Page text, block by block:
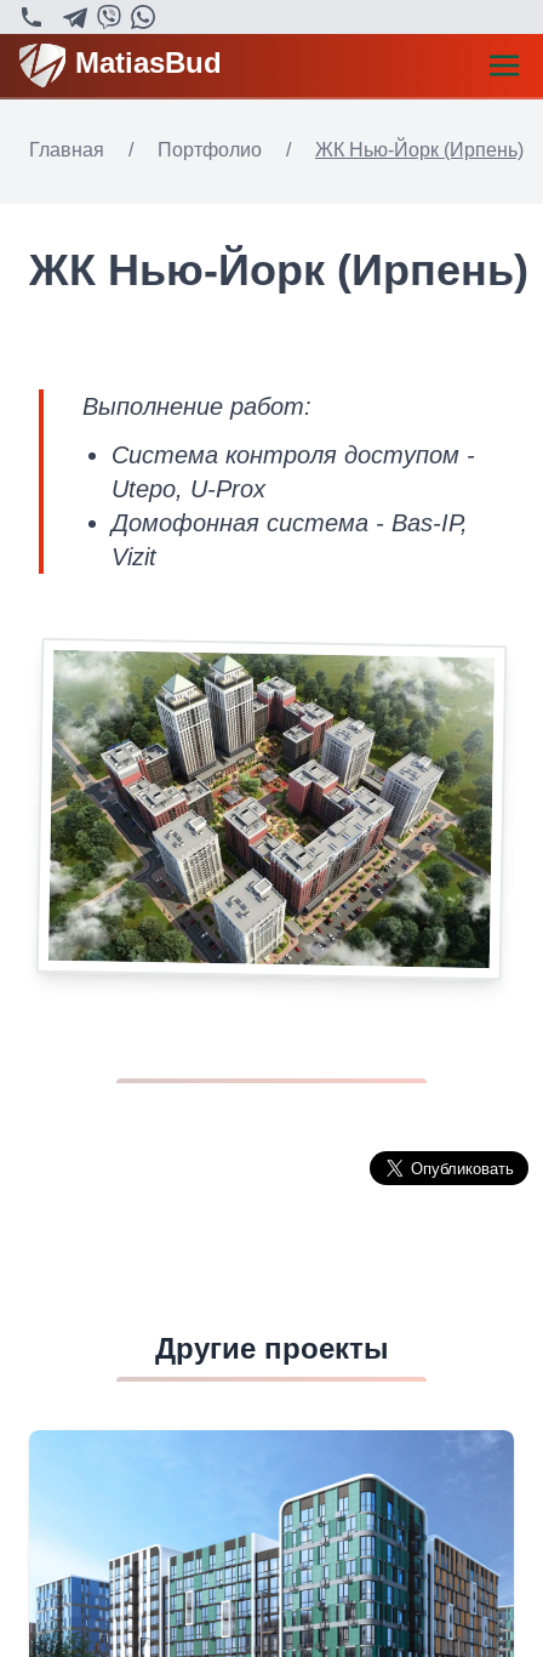
MatiasBud
Главная / Портфолио / ЖК Нью-Йорк (Ирпень)
ЖК Нью-Йорк (Ирпень)
Выполнение работ:
Система контроля доступом -
Utepo, U-Prox
Домофонная система - Bas-IP,
Vizit
Другие проекты